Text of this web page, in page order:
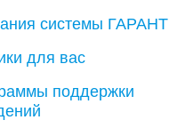
системы ГАРАНТ
для вас
поддержки